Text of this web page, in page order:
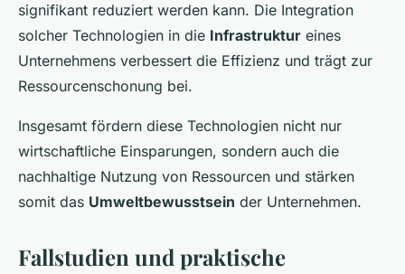
signifikant reduziert werden kann. Die Integration
solcher Technologien in die Infrastruktur eines
Unternehmens verbessert die Effizienz und trägt zur
Ressourcenschonung bei.
Insgesamt fördern diese Technologien nicht nur
wirtschaftliche Einsparungen, sondern auch die
nachhaltige Nutzung von Ressourcen und stärken
somit das Umweltbewusstsein der Unternehmen.
Fallstudien und praktische